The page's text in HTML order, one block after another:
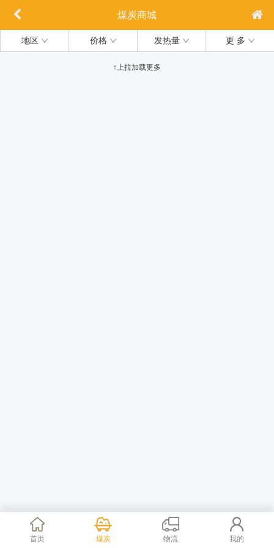
煤炭商城
地区 价格 发热量 更 多
↑上拉加载更多
首页 煤炭 物流 我的